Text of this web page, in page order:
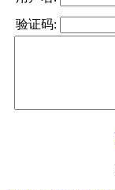
验证码: